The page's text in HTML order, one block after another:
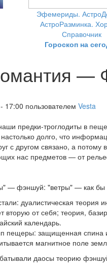
Эфемериды.
АстроРазминка.
Справочник
Гороскоп на
—
17:00 пользователем Vesta
предки-троглодиты в
долго, что
с другом связано, а
нас предметов — от
— фэншуй: "ветры" — как
дуалистическая теория
вторую от себя; теория,
календарь.
пещеры: защищенная спина
магнитное поле
даосы теорию